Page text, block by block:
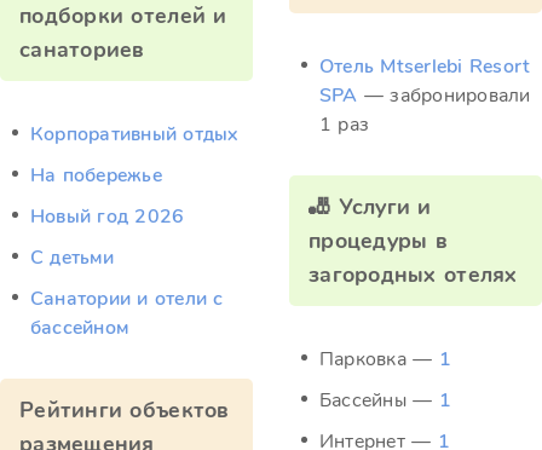
подборки отелей и
санаториев
Корпоративный отдых
На побережье
Новый год 2026
С детьми
Санатории и отели с
бассейном
Рейтинги объектов
размещения
Отель Mtserlebi Resort
SPA — забронировали
1 раз
🎳 Услуги и
процедуры в
загородных отелях
Парковка — 1
Бассейны — 1
Интернет — 1